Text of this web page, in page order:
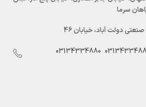
دولت آباد، خیابان 46
03134334880